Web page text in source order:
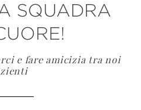
SQUADRA
e fare amicizia tra noi